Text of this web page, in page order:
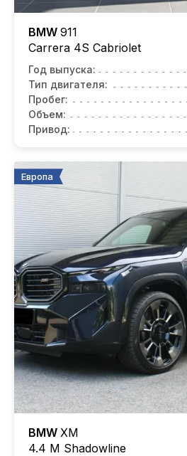
BMW 911
Carrera 4S Cabriolet
Год выпуска:
Тип двигателя:
Пробег:
Объем:
Привод:
Европа
BMW XM
4.4 M Shadowline